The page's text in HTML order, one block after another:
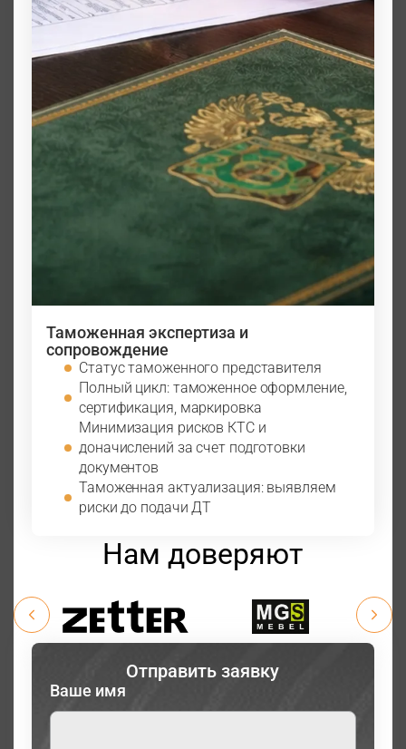
Таможенная экспертиза и
сопровождение
Статус таможенного представителя
Полный цикл: таможенное оформление,
сертификация, маркировка
Минимизация рисков КТС и
доначислений за счет подготовки
документов
Таможенная актуализация: выявляем
риски до подачи ДТ
Нам доверяют
Отправить заявку
Ваше имя